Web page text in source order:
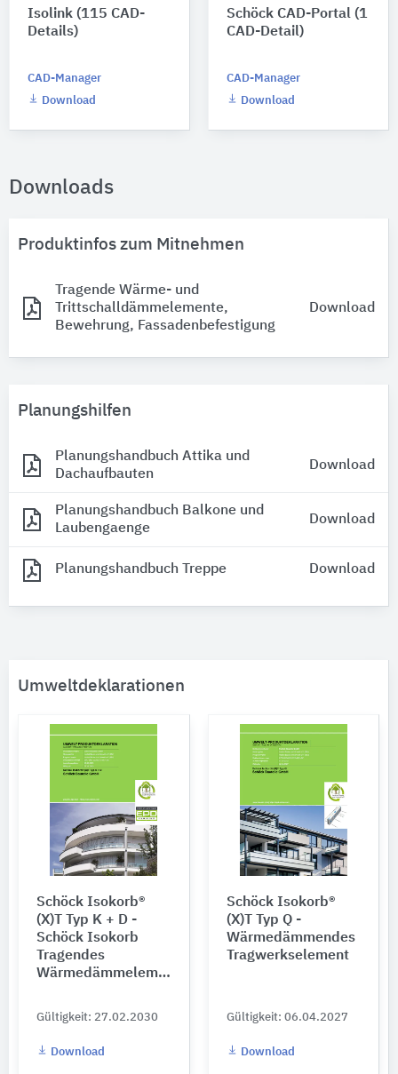
Isolink (115 CAD-
Details)
CAD-Manager
Download
Schöck CAD-Portal (1
CAD-Detail)
CAD-Manager
Download
Downloads
Produktinfos zum Mitnehmen
Tragende Wärme- und
Trittschalldämmelemente,
Bewehrung, Fassadenbefestigung
Download
Planungshilfen
Planungshandbuch Attika und
Dachaufbauten
Download
Planungshandbuch Balkone und
Laubengaenge
Download
Planungshandbuch Treppe Download
Umweltdeklarationen
Schöck Isokorb®
(X)T Typ K + D -
Schöck Isokorb
Tragendes
Wärmedämmelement
Gültigkeit: 27.02.2030
Download
Schöck Isokorb®
(X)T Typ Q -
Wärmedämmendes
Tragwerkselement
Gültigkeit: 06.04.2027
Download